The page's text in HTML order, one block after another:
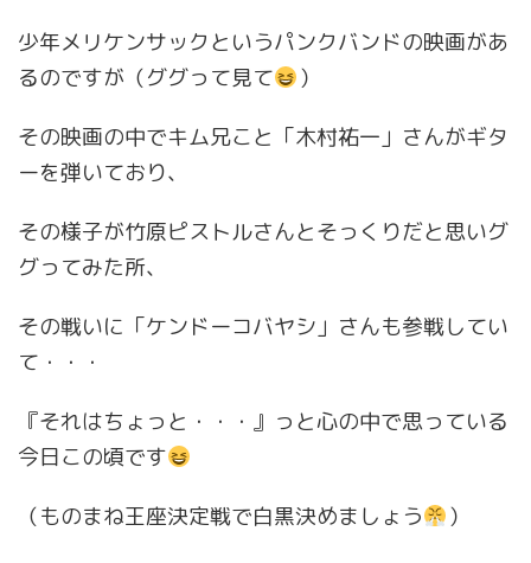
少年メリケンサックというパンクバンドの映画があ
るのですが（ググって見て
）
その映画の中でキム兄こと「木村祐一」さんがギタ
ーを弾いており、
その様子が竹原ピストルさんとそっくりだと思いグ
グってみた所、
その戦いに「ケンドーコバヤシ」さんも参戦してい
て・・・
『それはちょっと・・・』っと心の中で思っている
今日この頃です
（ものまね王座決定戦で白黒決めましょう
）